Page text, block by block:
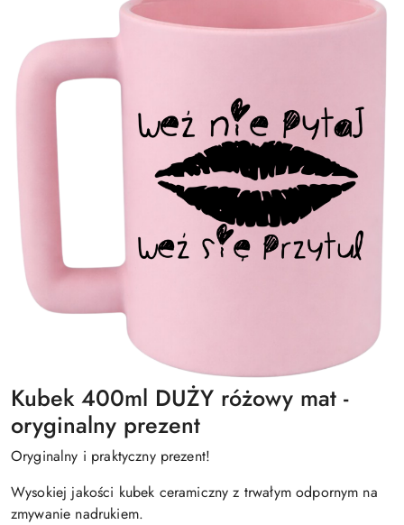
Kubek 400ml DUŻY różowy mat -
oryginalny prezent
Oryginalny i praktyczny prezent!
Wysokiej jakości kubek ceramiczny z trwałym odpornym na
zmywanie nadrukiem.